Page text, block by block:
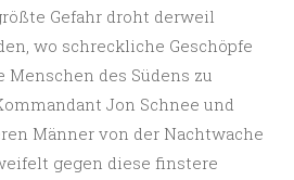
Gefahr droht derweil
wo schreckliche Geschöpfe
Menschen des Südens zu
Jon Schnee und
Männer von der Nachtwache
gegen diese finstere